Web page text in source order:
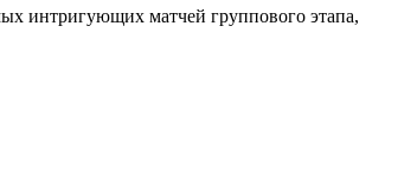
интригующих матчей группового этапа,